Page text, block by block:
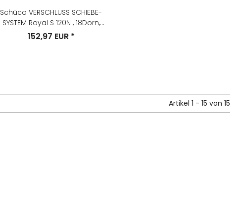
Schüco VERSCHLUSS SCHIEBE-
SYSTEM Royal S 120N , 18Dorn,
8Nuss Nr. 227190
152,97 EUR *
Artikel 1 - 15 von 15